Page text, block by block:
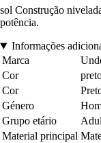
sol Construção
potência.
Informações
Marca
Cor
Cor
Género
Grupo etário
Material principal